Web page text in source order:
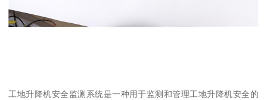
工地升降机安全监测系统是一种用于监测和管理工地升降机安全的